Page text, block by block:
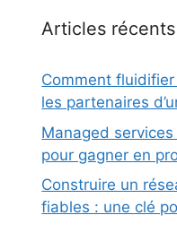
Articles récents
Comment
les partenaires
Managed
pour gagner en
Construire un
fiables : une clé